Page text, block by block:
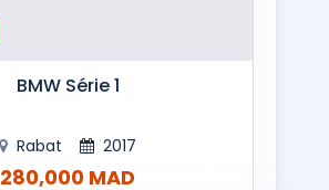
BMW Série 1
Rabat 2017
280,000 MAD